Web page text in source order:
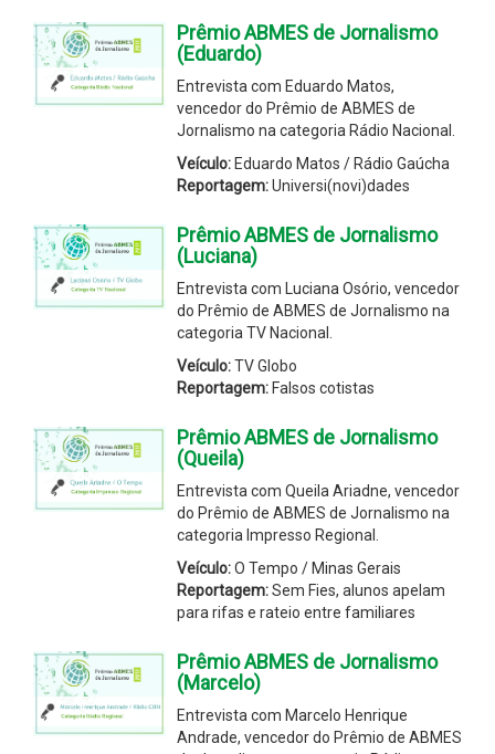
Prêmio ABMES de Jornalismo
(Eduardo)
Entrevista com Eduardo Matos,
vencedor do Prêmio de ABMES de
Jornalismo na categoria Rádio Nacional.
Veículo: Eduardo Matos / Rádio Gaúcha
Reportagem:Universi(novi)dades
Prêmio ABMES de Jornalismo
(Luciana)
Entrevista com Luciana Osório, vencedor
do Prêmio de ABMES de Jornalismo na
categoria TV Nacional.
Veículo:TV Globo
Reportagem: Falsos cotistas
Prêmio ABMES de Jornalismo
(Queila)
Entrevista com Queila Ariadne, vencedor
do Prêmio de ABMES de Jornalismo na
categoria Impresso Regional.
Veículo:O Tempo / Minas Gerais
Reportagem:Sem Fies, alunos apelam
para rifas e rateio entre familiares
Prêmio ABMES de Jornalismo
(Marcelo)
Entrevista com Marcelo Henrique
Andrade, vencedor do Prêmio de ABMES